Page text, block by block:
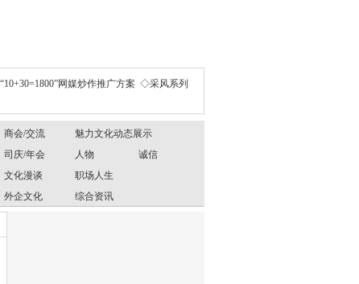
网媒炒作推广方案 ◇采风系列
商会/交流
魅力文化动态展示
司庆/年会 人物
诚信
文化漫谈
职场人生
外企文化 综合资讯